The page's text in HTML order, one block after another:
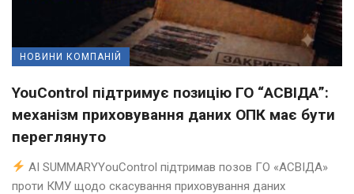
НОВИНИ КОМПАНІЙ
YouControl підтримує позицію ГО “АСВІДА”:
механізм приховування даних ОПК має бути
переглянуто
AI SUMMARYYouControl підтримав позов ГО «АСВІДА»
проти КМУ щодо скасування приховування даних